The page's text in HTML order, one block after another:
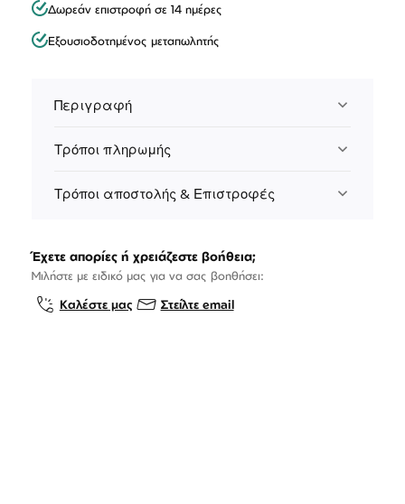
Δωρεάν επιστροφή σε 14 ημέρες
Εξουσιοδοτημένος μεταπωλητής
Περιγραφή
Τρόποι πληρωμής
Τρόποι αποστολής & Επιστροφές
Έχετε απορίες ή χρειάζεστε βοήθεια;
Μιλήστε με ειδικό μας για να σας βοηθήσει:
Καλέστε μας Στείλτε email